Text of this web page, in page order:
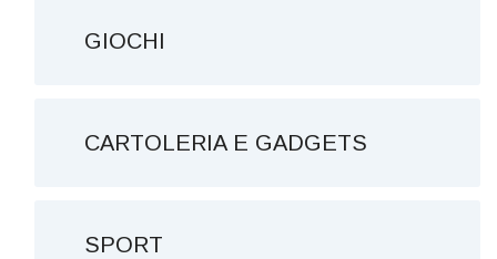
GIOCHI
CARTOLERIA E GADGETS
SPORT